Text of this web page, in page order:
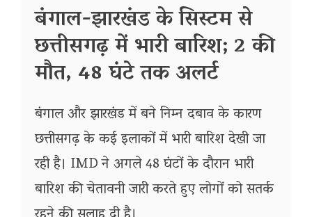
बंगाल-झारखंड के सिस्टम से
छत्तीसगढ़ में भारी बारिश; 2 की
मौत, 48 घंटे तक अलर्ट
बंगाल और झारखंड में बने निम्न दबाव के कारण
छत्तीसगढ़ के कई इलाकों में भारी बारिश देखी जा
रही है। IMD ने अगले 48 घंटों के दौरान भारी
बारिश की चेतावनी जारी करते हुए लोगों को सतर्क